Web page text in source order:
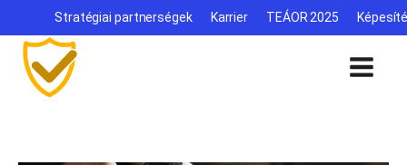
Stratégiai partnerségek Karrier TEÁOR 2025